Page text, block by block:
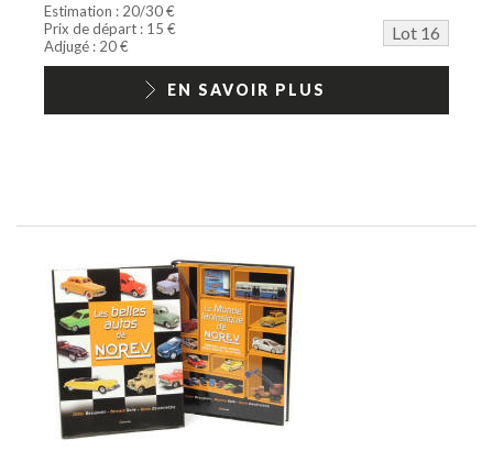
Estimation : 20/30 €
Prix de départ : 15 €
Lot 16
Adjugé : 20 €
EN SAVOIR PLUS